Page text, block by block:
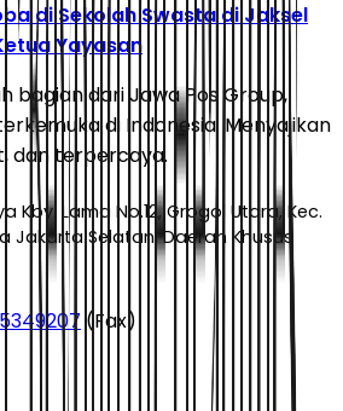
di Sekolah Swasta di Jaksel
Yayasan
bagian dari Jawa Pos Group,
di Indonesia. Menyajikan
dan terpercaya.
Kby. Lama No.12, Grogol Utara, Kec.
Jakarta Selatan, Daerah Khusus
(Fax)